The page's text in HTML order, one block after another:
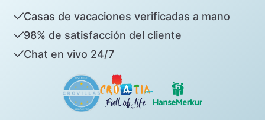
Casas de vacaciones verificadas a mano
98% de satisfacción del cliente
Chat en vivo 24/7